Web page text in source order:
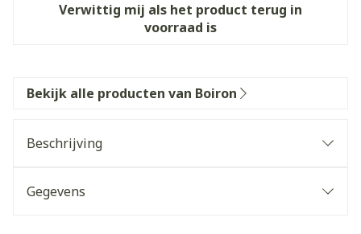
Verwittig mij als het product terug in
voorraad is
Bekijk alle producten van Boiron
Beschrijving
Gegevens